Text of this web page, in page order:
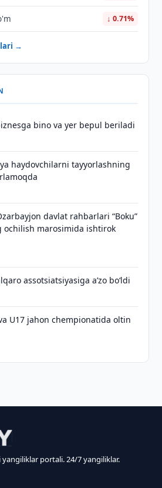
↓ 0.71%
→
bino va yer bepul beriladi
haydovchilarni tayyorlashning
davlat rahbarlari “Boku”
ochilish marosimida ishtirok
assotsiatsiyasiga aʼzo bo‘ldi
U17 jahon chempionatida oltin
portali. 24/7 yangiliklar.